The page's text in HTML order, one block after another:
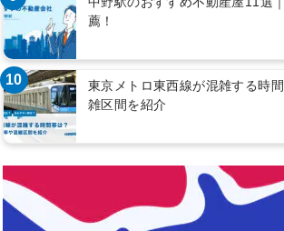
薦！
10
東京メトロ東西線が混雑する時
雑区間を紹介